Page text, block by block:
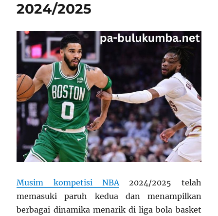
2024/2025
Musim kompetisi NBA2024/2025 telah
memasuki paruh kedua dan menampilkan
berbagai dinamika menarik di liga bola basket